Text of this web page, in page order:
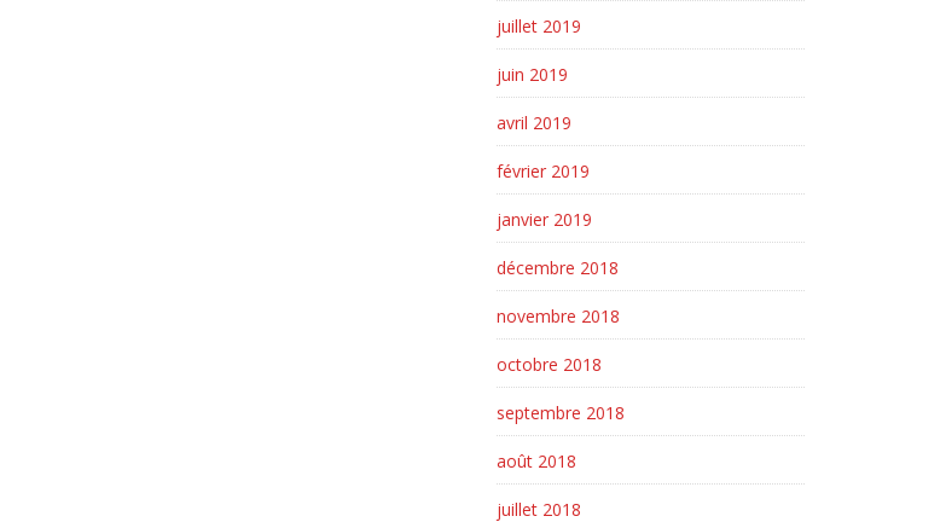
juillet 2019
juin 2019
avril 2019
février 2019
janvier 2019
décembre 2018
novembre 2018
octobre 2018
septembre 2018
août 2018
juillet 2018